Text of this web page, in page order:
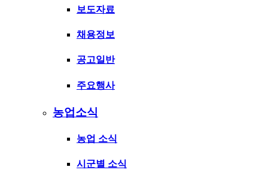
보도자료
채용정보
공고일반
주요행사
농업소식
농업 소식
시군별 소식